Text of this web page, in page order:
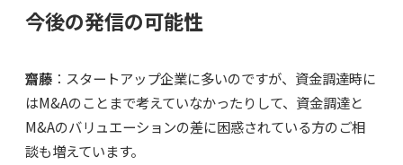
今後の発信の可能性
齋藤 ：スタートアップ企業に多いのですが、資金調達時に
はM&Aのことまで考えていなかったりして、資金調達と
M&Aのバリュエーションの差に困惑されている方のご相
談も増えています。